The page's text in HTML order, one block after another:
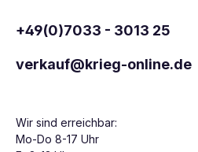
+49(0)7033 - 3013 25
verkauf@krieg-online.de
Wir sind erreichbar:
Mo-Do 8-17 Uhr